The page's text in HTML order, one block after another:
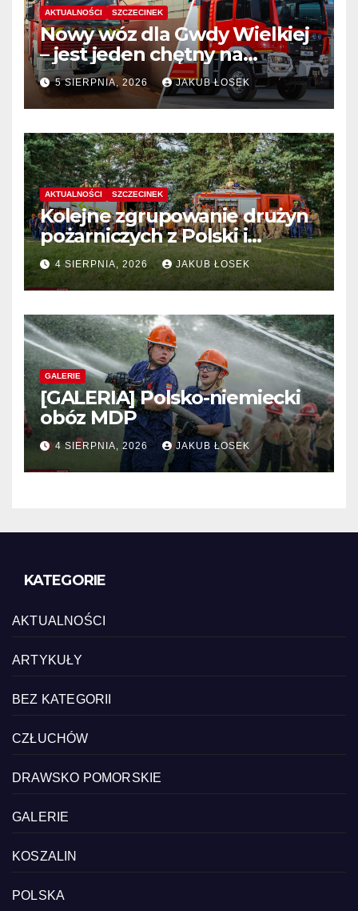
AKTUALNOŚCI SZCZECINEK
Nowy wóz dla Gwdy Wielkiej
– jest jeden chętny na
dostawę
5 SIERPNIA, 2026 JAKUB ŁOSEK
AKTUALNOŚCI SZCZECINEK
Kolejne zgrupowanie drużyn
pożarniczych z Polski i
Niemiec w regionie
4 SIERPNIA, 2026 JAKUB ŁOSEK
GALERIE
[GALERIA] Polsko-niemiecki
obóz MDP
4 SIERPNIA, 2026 JAKUB ŁOSEK
KATEGORIE
AKTUALNOŚCI
ARTYKUŁY
BEZ KATEGORII
CZŁUCHÓW
DRAWSKO POMORSKIE
GALERIE
KOSZALIN
POLSKA